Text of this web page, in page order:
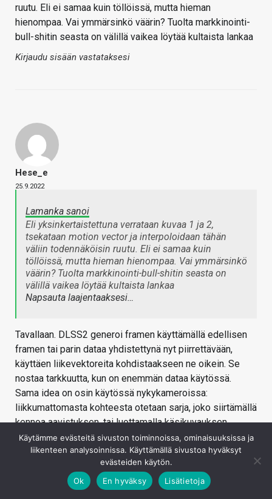
ruutu. Eli ei samaa kuin töllöissä, mutta hieman
hienompaa. Vai ymmärsinkö väärin? Tuolta markkinointi-
bull-shitin seasta on välillä vaikea löytää kultaista lankaa
Kirjaudu sisään vastataksesi
Hese_e
25.9.2022
Lamanka sanoi
Eli yksinkertaistettuna verrataan kuvaa 1 ja 2,
tsekataan motion vector ja interpoloidaan tähän
väliin todennäköisin ruutu. Eli ei samaa kuin
töllöissä, mutta hieman hienompaa. Vai ymmärsinkö
väärin? Tuolta markkinointi-bull-shitin seasta on
välillä vaikea löytää kultaista lankaa
Napsauta laajentaaksesi…
Tavallaan. DLSS2 generoi framen käyttämällä edellisen
framen tai parin dataa yhdistettynä nyt piirrettävään,
käyttäen liikevektoreita kohdistaakseen ne oikein. Se
nostaa tarkkuutta, kun on enemmän dataa käytössä.
Sama idea on osin käytössä nykykameroissa:
liikkumattomasta kohteesta otetaan sarja, joko siirtämällä
kennoa aavistuksen, tai luottamalla käsikuvauksen
epävakauteen. Kuvat kohdistetaan uusiksi ja kun on
enemmän dataa käytössä, voidaan saada tarkempi kuva
DLSS3 vetää liikevektorien käytön pidemmälle, se yrittää
Käytämme evästeitä sivuston toiminnoissa, ominaisuuksissa ja
liikenteen analysoinnissa. Käyttämällä sivustoa hyväksyt
evästeiden käytön.
Ok
En hyväksy Lisätietoja